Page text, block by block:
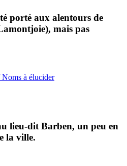
porté aux alentours de
mais pas
à élucider
lieu-dit Barben, un peu en
la ville.